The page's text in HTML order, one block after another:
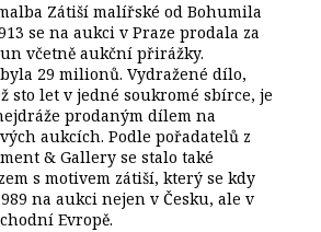
Zátiší malířské od Bohumila
se na aukci v Praze prodala za
včetně aukční přirážky.
29 milionů. Vydražené dílo,
sto let v jedné soukromé sbírce, je
prodaným dílem na
aukcích. Podle pořadatelů z
& Gallery se stalo také
s motivem zátiší, který se kdy
na aukci nejen v Česku, ale v
Evropě.